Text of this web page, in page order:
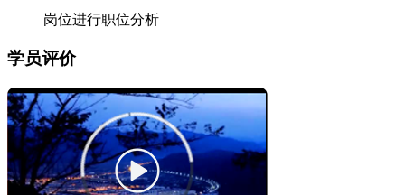
岗位进行职位分析
学员评价